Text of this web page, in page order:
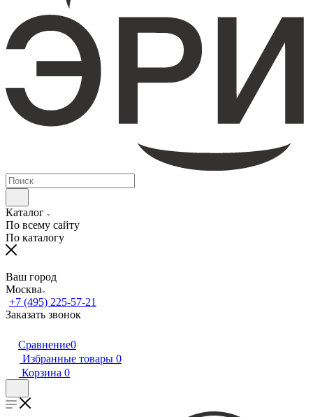
Каталог
По всему сайту
По каталогу
Ваш город
Москва
+7 (495) 225-57-21
Заказать звонок
Сравнение0
Избранные товары 0
Корзина 0